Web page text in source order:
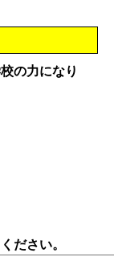
の力になり
ださい。